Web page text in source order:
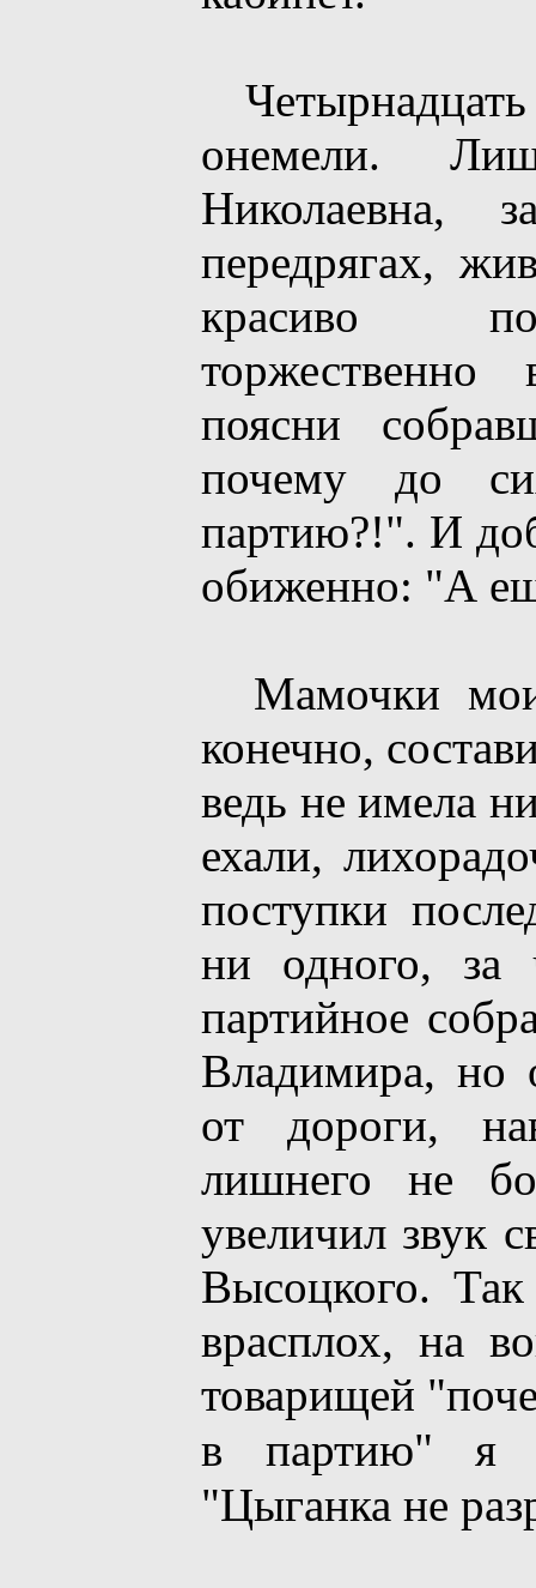
онемели.
Николаевна,
передрягах,
красиво
поясни
почему до
партию?!". И
обиженно: "А
Мамочки
конечно,
ведь не имела
ехали,
поступки
ни одного, за
партийное
Владимирa, но
от дороги,
лишнего не
увеличил звук
Высоцкого. Так
врасплох, на
товарищей
в партию" я
"Цыганка не